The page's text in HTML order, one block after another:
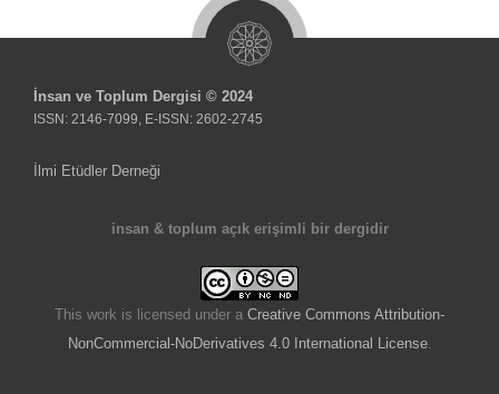
İnsan ve Toplum Dergisi © 2024
ISSN: 2146-7099, E-ISSN: 2602-2745
İlmi Etüdler Derneği
insan & toplum açık erişimli bir dergidir
This work is licensed under a Creative Commons Attribution-
NonCommercial-NoDerivatives 4.0 International License.